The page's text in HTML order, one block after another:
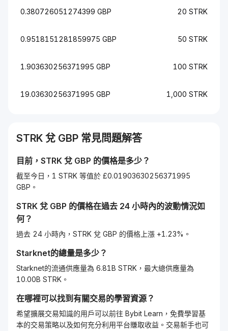
0.380726051274399 GBP 20 STRK
0.9518151281859975 GBP 50 STRK
1.903630256371995 GBP 100 STRK
19.03630256371995 GBP 1,000 STRK
STRK 兌 GBP 常見問題解答
目前， STRK 兌 GBP 的價格是多少？
截至今日，1 STRK 等值於 £0.01903630256371995
GBP。
STRK 兌 GBP 的價格在過去 24 小時內的波動情況如
何？
過去 24 小時內，STRK 兌 GBP 的價格上漲 +1.23%。
Starknet的總量是多少？
Starknet的流通供應量為 6.81B STRK，最大總供應量為
10.00B STRK。
在哪裡可以找到有關交易的學習資源？
希望擴展交易知識的用戶可以前往 Bybit Learn，免費學習基
本的交易策略以及如何充分利用平台賺取收益。交易新手也可